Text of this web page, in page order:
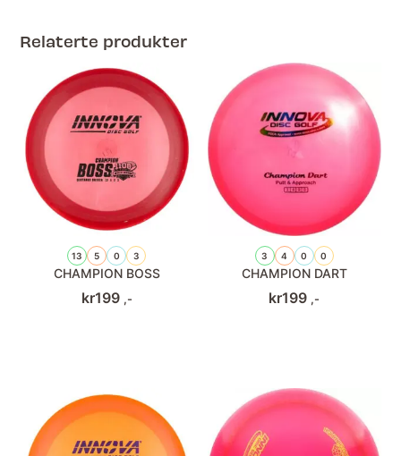
Relaterte produkter
13 5 0 3
CHAMPION BOSS
kr199 ,-
3 4 0 0
CHAMPION DART
kr199 ,-